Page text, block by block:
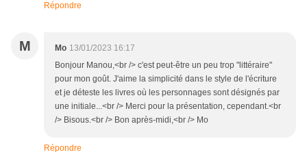
Répondre
M Mo 13/01/2023 16:17
Bonjour Manou,<br /> c'est peut-être un peu trop "littéraire"
pour mon goût. J'aime la simplicité dans le style de l'écriture
et je déteste les livres où les personnages sont désignés par
une initiale...<br /> Merci pour la présentation, cependant.<br
/> Bisous.<br /> Bon après-midi,<br /> Mo
Répondre